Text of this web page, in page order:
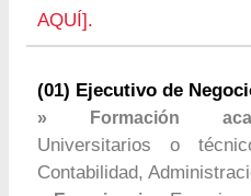
AQUÍ].
(01) Ejecutivo de
» Formación
Universitarios o
Contabilidad,